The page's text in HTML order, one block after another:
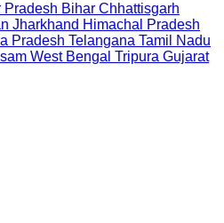
Pradesh Bihar Chhattisgarh
Jharkhand Himachal Pradesh
Pradesh Telangana Tamil Nadu
West Bengal Tripura Gujarat